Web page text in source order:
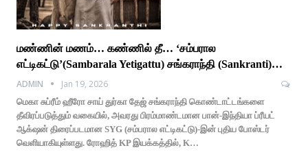
மண்ணின் மணம்… கண்ணில் தீ… ‘சம்பரால
எட்டிகட்டு’(Sambarala Yetigattu) சங்கராந்தி (Sankranti)…
ADMIN
Jan 19, 2026
மெகா சுப்ரீம் ஹீரோ சாய் துர்கா தேஜ் சங்கராந்தி கொண்டாட்டங்களை
தீவிரப்படுத்தும் வகையில், அவரது பிரம்மாண்டமான பான்-இந்தியா ப்ரீயட்
ஆக்‌ஷன் திரைப்படமான SYG (சம்பரால எட்டிகட்டு)-இன் புதிய போஸ்டர்
வெளியாகியுள்ளது. ரோஹித் KP இயக்கத்தில், K…